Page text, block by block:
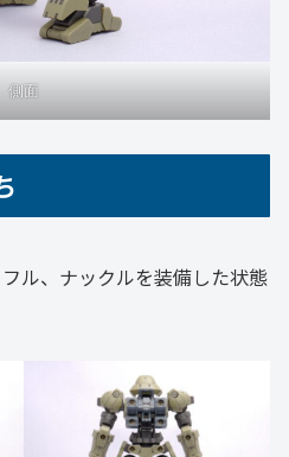
側面
ル、ナックルを装備した状態